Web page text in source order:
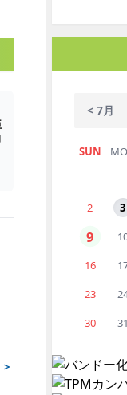
< 7月
SUN
2
3
9
16
23
30
31